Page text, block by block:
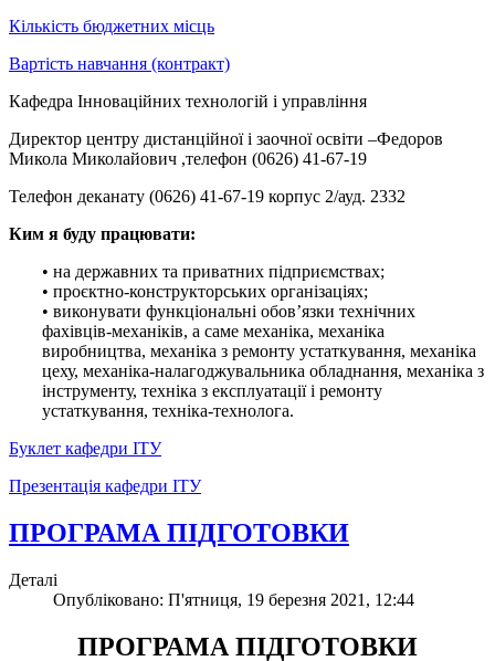
Кількість бюджетних місць
Вартість навчання (контракт)
Кафедра Інноваційних технологій і управління
Директор центру дистанційної і заочної освіти –Федоров
Микола Миколайович ,телефон (0626) 41-67-19
Телефон деканату (0626) 41-67-19 корпус 2/ауд. 2332
Ким я буду працювати:
• на державних та приватних підприємствах;
• проєктно-конструкторських організаціях;
• виконувати функціональні обов’язки технічних
фахівців-механіків, а саме механіка, механіка
виробництва, механіка з ремонту устаткування, механіка
цеху, механіка-налагоджувальника обладнання, механіка з
інструменту, техніка з експлуатації і ремонту
устаткування, техніка-технолога.
Буклет кафедри ІТУ
Презентація кафедри ІТУ
ПРОГРАМА ПІДГОТОВКИ
Деталі
Опубліковано: П'ятниця, 19 березня 2021, 12:44
ПРОГРАМА ПІДГОТОВКИ